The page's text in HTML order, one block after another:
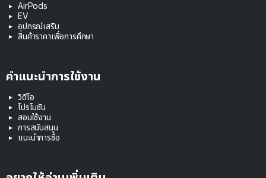
AirPods
EV
อุปกรณ์เสริม
สินค้าราคาเพื่อการศึกษา
คำแนะนำการใช้งาน
วิดีโอ
โปรโมชัน
สอนใช้งาน
การสนับสนุน
แนะนำการซื้อ